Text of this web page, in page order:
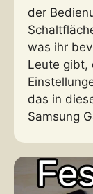
der
was ihr
Leute gibt,
das in
Samsung